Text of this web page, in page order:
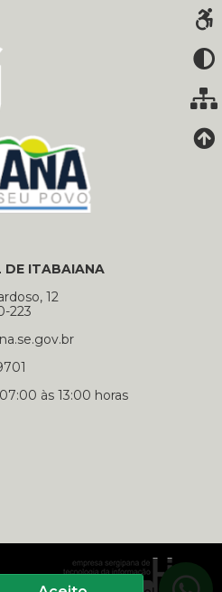
DE ITABAIANA
12
223
às 13:00 horas